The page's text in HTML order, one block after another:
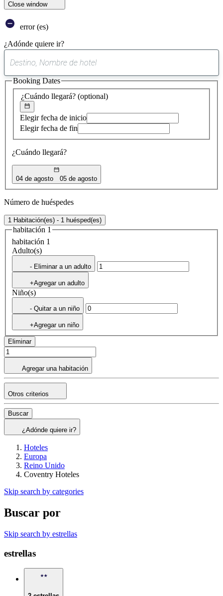
Close window
error (es)
¿Adónde quiere ir?
sugerencia
encontrada
¿Cuándo llegará? (optional)
Elegir fecha de inicio
Elegir fecha de fin
¿Cuándo llegará?
04 de agosto 05 de agosto
Booking Dates
Número de huéspedes
1 Habitación(es) - 1 huésped(es)
habitación 1
habitación 1
Adulto(s)
- Eliminar a un adulto
+Agregar un adulto
Niño(s)
- Quitar a un niño
+Agregar un niño
Eliminar
Agregar una habitación
Otros criterios
Buscar
¿Adónde quiere ir?
Hoteles
Europa
Reino Unido
Coventry Hoteles
Skip search by categories
Buscar por
Skip search by estrellas
estrellas